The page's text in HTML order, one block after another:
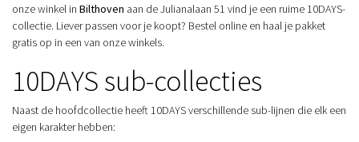
onze winkel in Bilthoven aan de Julianalaan 51 vind je een ruime 10DAYS-
collectie. Liever passen voor je koopt? Bestel online en haal je pakket
gratis op in een van onze winkels.
10DAYS sub-collecties
Naast de hoofdcollectie heeft 10DAYS verschillende sub-lijnen die elk een
eigen karakter hebben: